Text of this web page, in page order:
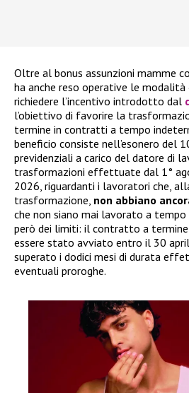
Oltre al bonus assunzioni mamme
ha anche reso operative le modalità
richiedere l’incentivo introdotto dal
l’obiettivo di favorire la
termine in contratti a tempo
beneficio consiste nell’esonero del
previdenziali a carico del datore di
trasformazioni effettuate dal 1°
2026, riguardanti i lavoratori che,
trasformazione, non abbiano
che non siano mai lavorato a
però dei limiti: il contratto a
essere stato avviato entro il 30
superato i dodici mesi di durata
eventuali proroghe.